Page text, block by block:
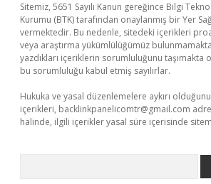
Sitemiz, 5651 Sayılı Kanun gereğince Bilgi
Kurumu (BTK) tarafından onaylanmış bir Yer
vermektedir. Bu nedenle, sitedeki içerikleri
veya araştırma yükümlülüğümüz
yazdıkları içeriklerin sorumluluğunu taşımakta
bu sorumluluğu kabul etmiş sayılırlar.
Hukuka ve yasal düzenlemelere aykırı
içerikleri, backlinkpanelicomtr@gmail.com
halinde, ilgili içerikler yasal süre içerisinde